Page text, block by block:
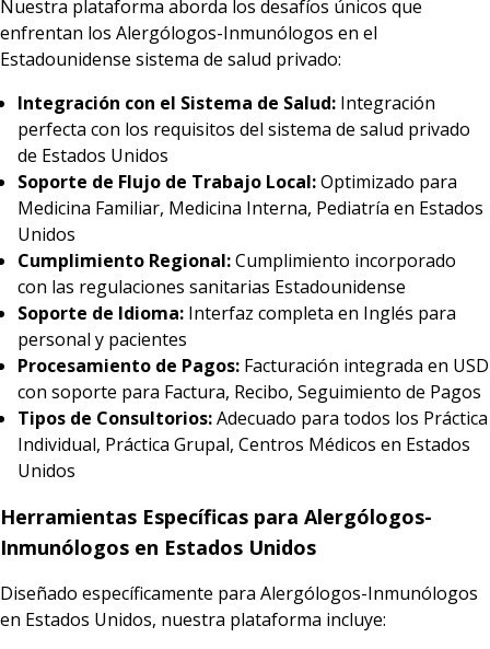
Nuestra plataforma aborda los desafíos únicos que
enfrentan los Alergólogos-Inmunólogos en el
Estadounidense sistema de salud privado:
Integración con el Sistema de Salud: Integración
perfecta con los requisitos del sistema de salud privado
de Estados Unidos
Soporte de Flujo de Trabajo Local:Optimizado para
Medicina Familiar, Medicina Interna, Pediatría en Estados
Unidos
Cumplimiento Regional:Cumplimiento incorporado
con las regulaciones sanitarias Estadounidense
Soporte de Idioma: Interfaz completa en Inglés para
personal y pacientes
Procesamiento de Pagos: Facturación integrada en USD
con soporte para Factura, Recibo, Seguimiento de Pagos
Tipos de Consultorios:Adecuado para todos los Práctica
Individual, Práctica Grupal, Centros Médicos en Estados
Unidos
Herramientas Específicas para Alergólogos-
Inmunólogos en Estados Unidos
Diseñado específicamente para Alergólogos-Inmunólogos
en Estados Unidos, nuestra plataforma incluye: